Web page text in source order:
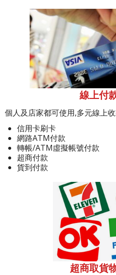
線上付
個人及店家都可使用,多元線上
信用卡刷卡
網路ATM付款
轉帳/ATM虛擬帳號付款
超商付款
貨到付款
超商取貨